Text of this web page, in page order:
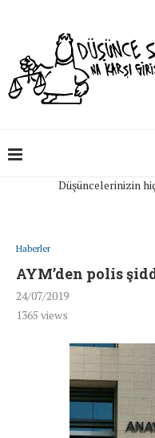
Düşüncelerinizin
Haberler
AYM’den polis
24/07/2019
1365 views